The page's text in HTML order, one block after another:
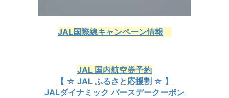
JAL国際線キャンペーン情報
JAL 国内航空券予約
【 ☆ JAL ふるさと応援割 ☆ 】
JALダイナミック バースデークーポン